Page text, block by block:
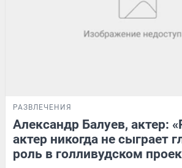
РАЗВЛЕЧЕНИЯ
Александр Балуев, актер:
актер никогда не сыграет
роль в голливудском